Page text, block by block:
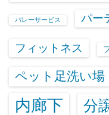
バレーサービス パー
フィットネス
ペット足洗い場
内廊下 分